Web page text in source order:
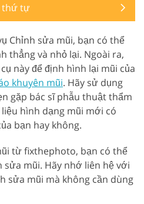
thứ tự
Chỉnh sửa mũi, bạn có thể
thẳng và nhỏ lại. Ngoài ra,
này để định hình lại mũi của
khuyên mũi. Hãy sử dụng
gặp bác sĩ phẫu thuật thẩm
hình dạng mũi mới có
bạn hay không.
từ fixthephoto, bạn có thể
sửa mũi. Hãy nhớ liên hệ với
sửa mũi mà không cần dùng